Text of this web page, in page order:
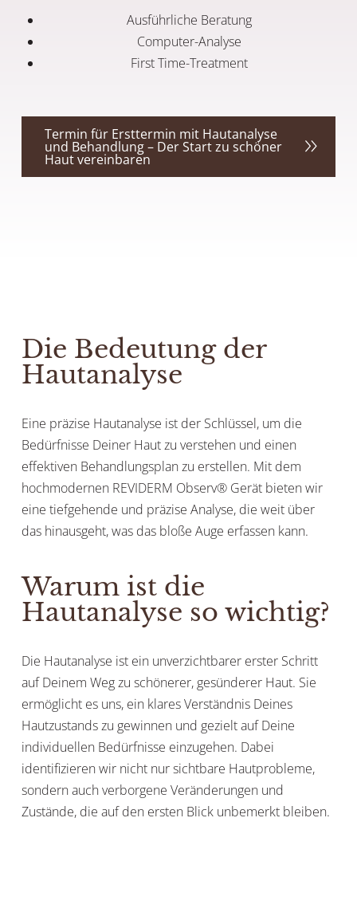
Ausführliche Beratung
Computer-Analyse
First Time-Treatment
Termin für Ersttermin mit Hautanalyse
und Behandlung – Der Start zu schöner
Haut vereinbaren
Die Bedeutung der
Hautanalyse
Eine präzise Hautanalyse ist der Schlüssel, um die
Bedürfnisse Deiner Haut zu verstehen und einen
effektiven Behandlungsplan zu erstellen. Mit dem
hochmodernen REVIDERM Observ® Gerät bieten wir
eine tiefgehende und präzise Analyse, die weit über
das hinausgeht, was das bloße Auge erfassen kann.
Warum ist die
Hautanalyse so wichtig?
Die Hautanalyse ist ein unverzichtbarer erster Schritt
auf Deinem Weg zu schönerer, gesünderer Haut. Sie
ermöglicht es uns, ein klares Verständnis Deines
Hautzustands zu gewinnen und gezielt auf Deine
individuellen Bedürfnisse einzugehen. Dabei
identifizieren wir nicht nur sichtbare Hautprobleme,
sondern auch verborgene Veränderungen und
Zustände, die auf den ersten Blick unbemerkt bleiben.